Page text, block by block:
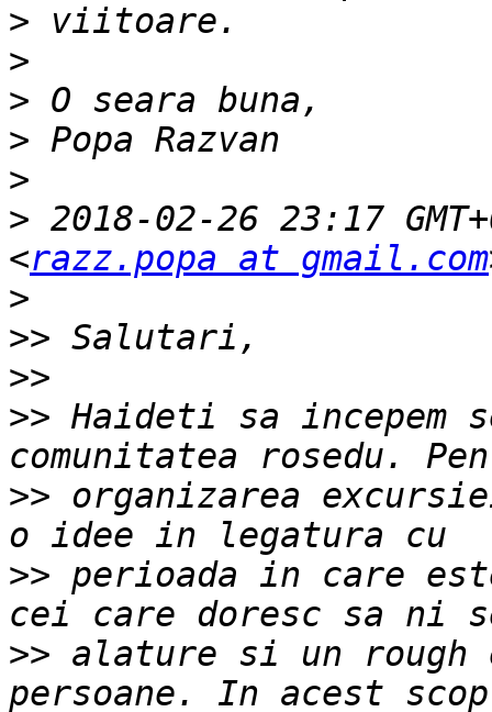
>
>
>
>
>
> 2018-02-26 23:17
<razz.popa at gmail.com
>
>>
>>
>> Haideti sa incepem
>> organizarea
>> perioada in care
>> alature si un rough